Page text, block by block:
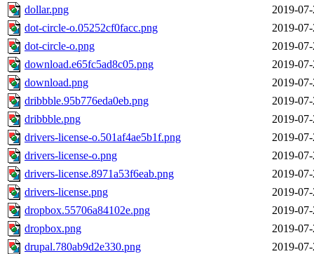
dollar.png
2019-
dot-circle-o.05252cf0facc.png
2019-
dot-circle-o.png
2019-
download.e65fc5ad8c05.png
2019-
download.png
2019-
dribbble.95b776eda0eb.png
2019-
dribbble.png
2019-
drivers-license-o.501af4ae5b1f.png
2019-
drivers-license-o.png
2019-
drivers-license.8971a53f6eab.png
2019-
drivers-license.png
2019-
dropbox.55706a84102e.png
2019-
dropbox.png
2019-
drupal.780ab9d2e330.png
2019-